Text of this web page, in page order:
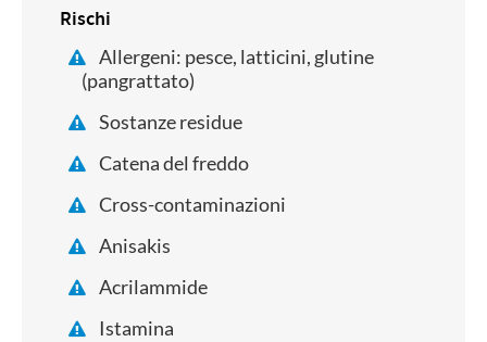
Rischi
Allergeni: pesce, latticini, glutine
(pangrattato)
Sostanze residue
Catena del freddo
Cross-contaminazioni
Anisakis
Acrilammide
Istamina